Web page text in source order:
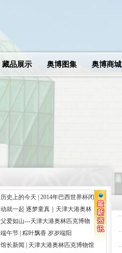
藏品展示 奥博图集 奥博商城
历史上的今天 | 2014年巴西世界杯闭
幕式
动就一起 逐梦童真｜天津大港奥林
匹克博物馆携手思而语幼儿园共庆
国际奥林匹克日
父爱如山---天津大港奥林匹克博物
馆祝天下父亲节日快乐
端午节 | 粽叶飘香 岁岁端阳
馆长新闻 | 天津大港奥林匹克博物馆